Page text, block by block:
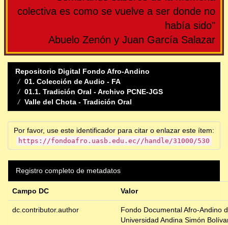
colectiva es como se vuelve a ser donde no
había sido"
Abuelo Zenón y Juan García Salazar
Repositorio Digital Fondo Afro-Andino
01. Colección de Audio - FA
01.1. Tradición Oral - Archivo PCNE-JGS
Valle del Chota - Tradición Oral
Por favor, use este identificador para citar o enlazar este ítem:
https://fondoafro.uasb.edu.ec//handle/31000/530
Registro completo de metadatos
Campo DC Valor
dc.contributor.author
Fondo Documental Afro-Andino
Universidad Andina Simón